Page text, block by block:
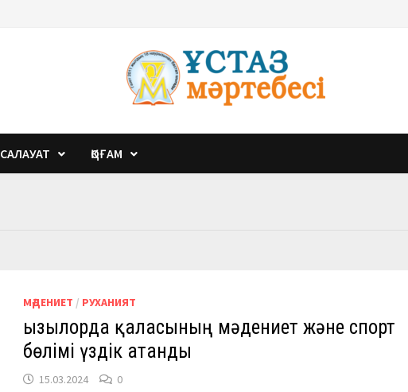
САЛАУАТ ҚОҒАМ
МӘДЕНИЕТ / РУХАНИЯТ
Қызылорда қаласының мәдениет және спорт
бөлімі үздік атанды
15.03.2024 0